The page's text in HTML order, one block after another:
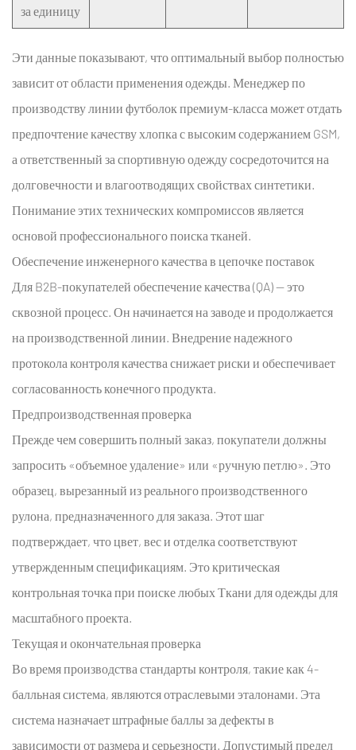
за единицу
Эти данные показывают, что оптимальный выбор полностью
зависит от области применения одежды. Менеджер по
производству линии футболок премиум-класса может отдать
предпочтение качеству хлопка с высоким содержанием GSM,
а ответственный за спортивную одежду сосредоточится на
долговечности и влагоотводящих свойствах синтетики.
Понимание этих технических компромиссов является
основой профессионального поиска тканей.
Обеспечение инженерного качества в цепочке поставок
Для B2B-покупателей обеспечение качества (QA) — это
сквозной процесс. Он начинается на заводе и продолжается
на производственной линии. Внедрение надежного
протокола контроля качества снижает риски и обеспечивает
согласованность конечного продукта.
Предпроизводственная проверка
Прежде чем совершить полный заказ, покупатели должны
запросить «объемное удаление» или «ручную петлю». Это
образец, вырезанный из реального производственного
рулона, предназначенного для заказа. Этот шаг
подтверждает, что цвет, вес и отделка соответствуют
утвержденным спецификациям. Это критическая
контрольная точка при поиске любых Ткани для одежды для
масштабного проекта.
Текущая и окончательная проверка
Во время производства стандарты контроля, такие как 4-
балльная система, являются отраслевыми эталонами. Эта
система назначает штрафные баллы за дефекты в
зависимости от размера и серьезности. Допустимый предел